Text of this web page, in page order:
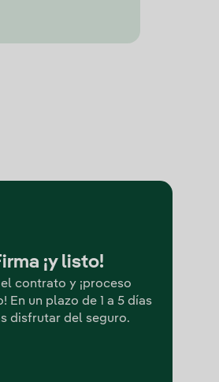
¡y listo!
el contrato y ¡proceso
En un plazo de 1 a 5 días
disfrutar del seguro.